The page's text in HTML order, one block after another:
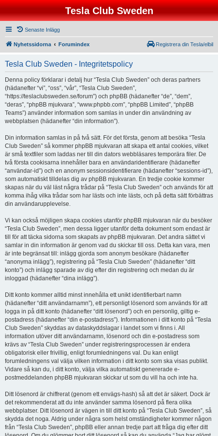
Tesla Club Sweden
Senaste Inlägg
Nyhetssidorna Forumindex Registrera din Tesla/elbil
Tesla Club Sweden - Integritetspolicy
Denna policy förklarar i detalj hur “Tesla Club Sweden” och deras partners
(hädanefter “vi”, “oss”, “vår”, “Tesla Club Sweden”,
“https://teslaclubsweden.se/forum”) och phpBB (hädanefter “de”, “dem”,
“deras”, “phpBB mjukvara”, “www.phpbb.com”, “phpBB Limited”, “phpBB
Teams”) använder information som samlas in under din användning av
webbplatsen (hädanefter “din information”).
Din information samlas in på två sätt. För det första, genom att besöka “Tesla
Club Sweden” så kommer phpBB mjukvaran att skapa ett antal cookies, vilket
är små textfiler som laddas ner till din dators webbläsares temporära filer. De
två första cookisarna innehåller bara en användaridentifierare (hädanefter
“användar-id”) och en anonym sessionsidentifierare (hädanefter “sessions-id”),
som automatiskt tilldelas dig av phpBB mjukvaran. En tredje cookie kommer
skapas när du väl läst några trådar på “Tesla Club Sweden” och används för att
komma ihåg vilka trådar som har lästs och inte lästs, och på detta sätt förbättras
din användarupplevelse.
Vi kan också möjligen skapa cookies utanför phpBB mjukvaran när du besöker
“Tesla Club Sweden”, men dessa ligger utanför detta dokument som endast är
till för att täcka sidorna som skapats av phpBB mjukvaran. Det andra sättet vi
samlar in din information är genom vad du skickar till oss. Detta kan vara, men
är inte begränsat till: inlägg gjorda som anonym besökare (hädanefter
“anonyma inlägg”), registrering på “Tesla Club Sweden” (hädanefter “ditt
konto”) och inlägg sparade av dig efter din registrering och medan du är
inloggad (hädanefter “dina inlägg”).
Ditt konto kommer alltid minst innehålla ett unikt identifierbart namn
(hädanefter “ditt användarnamn”), ett personligt lösenord som används för att
logga in på ditt konto (hädanefter “ditt lösenord”) och en personlig, giltig e-
postadress (hädanefter “din e-postadress”). Informationen i ditt konto på “Tesla
Club Sweden” skyddas av dataskyddslagar i landet som vi finns i. All
information utöver ditt användarnamn, lösenord och din e-postadress som
krävs av “Tesla Club Sweden” under registreringsprocessen är endera
obligatorisk eller frivillig, enligt forumledningens val. Du kan enligt
forumledningens val välja vilken information i ditt konto som ska visas publikt.
Vidare så kan du, i ditt konto, välja vilka automatiskt genererade e-
postmeddelanden phpBB mjukvaran skickar ut som du vill ha och inte ha.
Ditt lösenord är chiffrerat (genom ett envägs-hash) så att det är säkert. Dock är
det rekommenderat att du inte använder samma lösenord på flera olika
webbplatser. Ditt lösenord är vägen in till ditt konto på “Tesla Club Sweden”, så
skydda det noga. Aldrig under några som helst omständigheter kommer någon
från “Tesla Club Sweden”, phpBB eller annan tredje part att fråga dig efter ditt